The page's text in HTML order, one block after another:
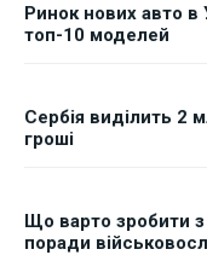
Ринок нових авто в
топ-10 моделей
Сербія виділить 2
гроші
Що варто зробити з
поради